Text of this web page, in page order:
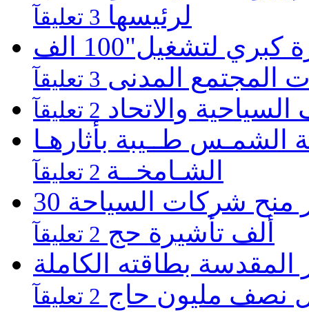
لرئيسها 3 تعليقآ
موبينيل تطلق مبادرة كبري لتشغيل"100 الف
المجتمع المدنى 3 تعليقآ
والاتحاد 2 تعليقآ
طــيبة بأثارهـا
الشـامخــة
اللجنة العليا للحج المصرى تقر منح شركات السياحة 30
ألف تأشيرة حج 2 تعليقآ
بطاقته الكاملة
نصف مليون حاج 2 تعليقآ